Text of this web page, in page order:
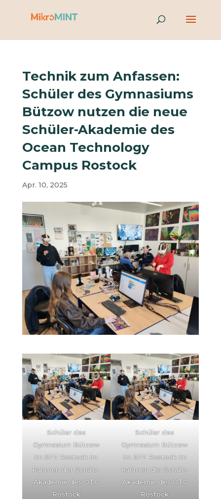
Technik zum Anfassen:
Schüler des Gymnasiums
Bützow nutzen die neue
Schüler-Akademie des
Ocean Technology
Campus Rostock
Apr. 10, 2025
Schüler des
Gymnasium Bützow
im SFZ Rostock im
Rahmen der Schüle-
Akademie des OTC
Rostock
Schüler des
Gymnasium Bützow
im SFZ Rostock im
Rahmen der Schüle-
Akademie des OTC
Rostock